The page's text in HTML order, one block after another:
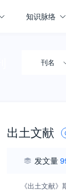
知识脉络
刊名
出土文献
发文量
《出土文献